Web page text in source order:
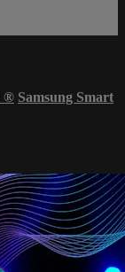
® Samsung Smart